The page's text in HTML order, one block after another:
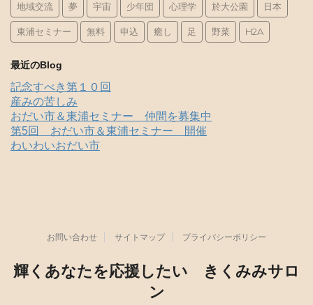
地域交流 夢 宇宙 少年団 心理学 於大公園 日本
東浦セミナー 無料 申込 癒し 足 野菜 H2A
最近のBlog
記念すべき第１０回
産みの苦しみ
おだい市＆東浦セミナー 仲間を募集中
第5回 おだい市＆東浦セミナー 開催
わいわいおだい市
お問い合わせ サイトマップ プライバシーポリシー
輝くあなたを応援したい きくみみサロ
ン